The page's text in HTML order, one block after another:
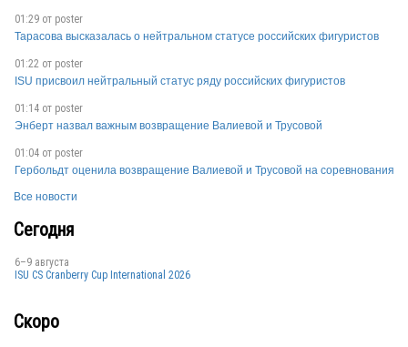
SRB
SCG
01:29 от poster
Тарасова высказалась о нейтральном статусе российских фигуристов
01:22 от poster
ISU присвоил нейтральный статус ряду российских фигуристов
01:14 от poster
Энберт назвал важным возвращение Валиевой и Трусовой
01:04 от poster
Гербольдт оценила возвращение Валиевой и Трусовой на соревнования
Все новости
Сегодня
6–9 августа
ISU CS Cranberry Cup International 2026
Скоро